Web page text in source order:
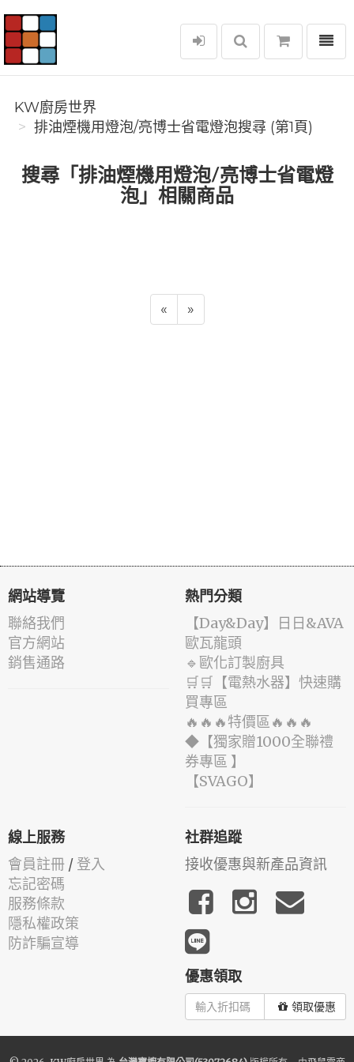
KW廚房世界
選單
KW廚房世界
排油煙機用燈泡/亮博士省電燈泡搜尋 (第1頁)
搜尋「排油煙機用燈泡/亮博士省電燈
泡」相關商品
« »
網站導覽
聯絡我們
官方網站
銷售通路
熱門分類
️【Day&Day】️日日&AVA
歐瓦龍頭
🔹歐化訂製廚具
🛒🛒【電熱水器】快速購
買專區
🔥🔥🔥特價區🔥🔥🔥
◆【獨家贈1000全聯禮
券專區 】
️【SVAGO】️
線上服務
會員註冊 / 登入
忘記密碼
服務條款
隱私權政策
防詐騙宣導
社群追蹤
接收優惠與新產品資訊
優惠領取
領取優惠